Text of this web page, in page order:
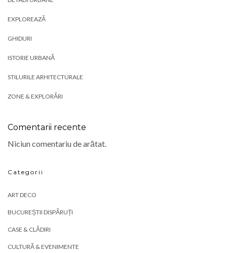
EXPLOREAZĂ
GHIDURI
ISTORIE URBANĂ
STILURILE ARHITECTURALE
ZONE & EXPLORĂRI
Comentarii recente
Niciun comentariu de arătat.
Categorii
ART DECO
BUCUREȘTII DISPĂRUȚI
CASE & CLĂDIRI
CULTURĂ & EVENIMENTE